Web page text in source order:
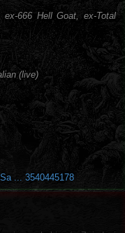
666 Hell Goat, ex-Total
(live)
... 3540445178